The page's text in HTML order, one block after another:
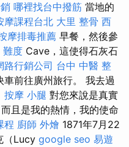
哪裡找台中撥筋 當地的
摩課程台北 大里 整骨 西
摩排毒推薦 早餐，然後參
難度 Cave，這使得石灰石
路行銷公司 台中 中醫 整
前往廣州旅行。 我去過
按摩 小腿 對您來說是真實
且是我的熱情，我的使命
程 廚師 外燴 1871年7月22
（Lucy google seo 易遊